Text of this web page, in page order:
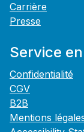
Carrière
Presse
Service
Confidentialité
CGV
B2B
Mentions